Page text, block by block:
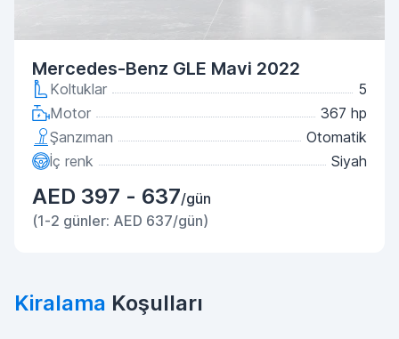
Mercedes-Benz GLE Mavi 2022
Koltuklar
5
Motor
367 hp
Şanzıman
Otomatik
İç renk
Siyah
AED 397 - 637/gün
(1-2 günler: AED 637/gün)
Kiralama Koşulları